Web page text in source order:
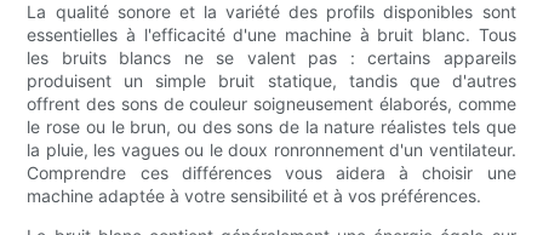
La qualité sonore et la variété des profils disponibles sont
essentielles à l'efficacité d'une machine à bruit blanc. Tous
les bruits blancs ne se valent pas : certains appareils
produisent un simple bruit statique, tandis que d'autres
offrent des sons de couleur soigneusement élaborés, comme
le rose ou le brun, ou des sons de la nature réalistes tels que
la pluie, les vagues ou le doux ronronnement d'un ventilateur.
Comprendre ces différences vous aidera à choisir une
machine adaptée à votre sensibilité et à vos préférences.